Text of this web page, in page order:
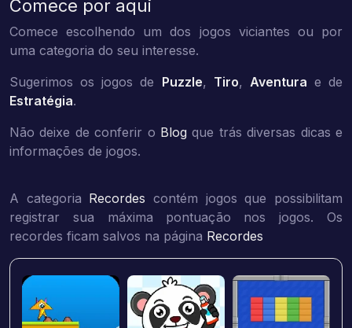
Comece por aqui
Comece escolhendo um dos jogos viciantes ou por
uma categoria do seu interesse.
Sugerimos os jogos de Puzzle, Tiro, Aventura e de
Estratégia.
Não deixe de conferir o Blog que trás diversas dicas e
informações de jogos.
A categoria Recordes contém jogos que possibilitam
registrar sua máxima pontuação nos jogos. Os
recordes ficam salvos na página Recordes